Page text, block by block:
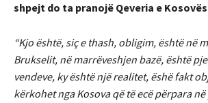
shpejt do ta pranojë Qeveria e
“Kjo është, siç e thash, obligim, është në
Brukselit, në marrëveshjen bazë, është
vendeve, ky është një realitet, ëshë fakt
kërkohet nga Kosova që të ecë përpara